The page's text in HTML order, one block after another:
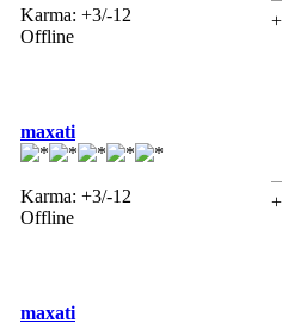
Karma: +3/-12
Offline
+
maxati
Karma: +3/-12
Offline
+
maxati